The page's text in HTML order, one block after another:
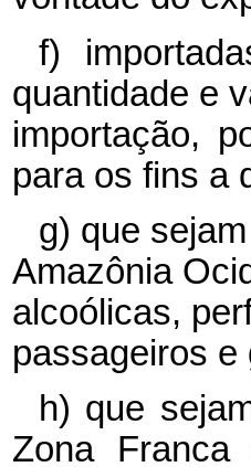
f)
quantidade e
importação,
para os fins a
g) que
Amazônia
alcoólicas,
passageiros
h) que
Zona